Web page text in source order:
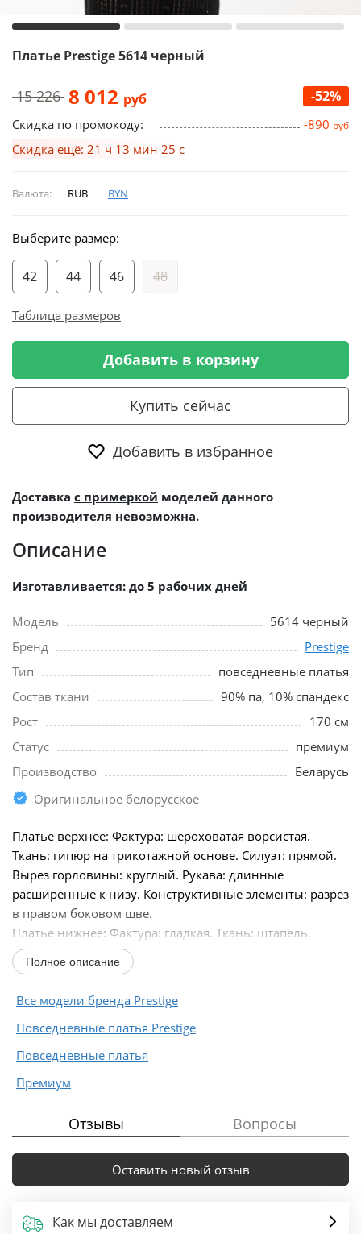
Платье Prestige 5614 черный
15 226 8 012 руб -52%
Скидка по промокоду: -890 руб
Скидка ещё: 21 ч 13 мин 24 с
Валюта: RUB BYN
Выберите размер:
42 44 46 48
Таблица размеров
Добавить в корзину
Купить сейчас
Добавить в избранное
Доставка с примеркой моделей данного
производителя невозможна.
Описание
Изготавливается: до 5 рабочих дней
Модель
5614 черный
Бренд
Prestige
Тип
повседневные платья
Состав ткани
90% па, 10% спандекс
Рост
170 см
Статус
премиум
Производство
Беларусь
Оригинальное белорусское
Платье верхнее: Фактура: шероховатая ворсистая.
Ткань: гипюр на трикотажной основе. Силуэт: прямой.
Вырез горловины: круглый. Рукава: длинные
расширенные к низу. Конструктивные элементы: разрез
в правом боковом шве.
Платье нижнее: Фактура: гладкая. Ткань: штапель.
Силуэт: полуприлегающий...
Полное описание
Все модели бренда Prestige
Повседневные платья Prestige
Повседневные платья
Премиум
Отзывы Вопросы
Оставить новый отзыв
Как мы доставляем